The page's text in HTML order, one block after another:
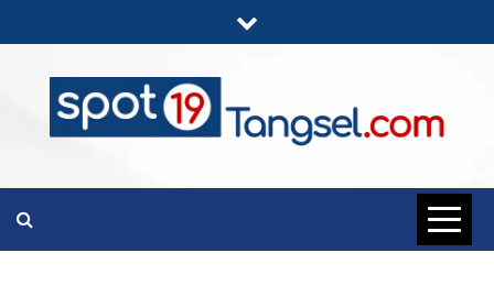
to
content
SPOT19